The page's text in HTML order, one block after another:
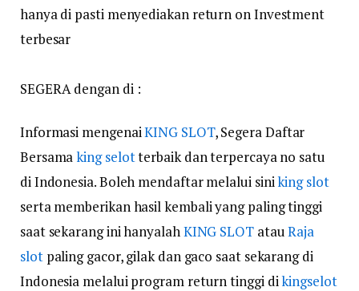
hanya di pasti menyediakan return on Investment
terbesar
SEGERA dengan di :
Informasi mengenaiKING SLOT, Segera Daftar
Bersamaking selotterbaik dan terpercaya no satu
di Indonesia. Boleh mendaftar melalui siniking slot
serta memberikan hasil kembali yang paling tinggi
saat sekarang ini hanyalah KING SLOTatauRaja
slotpaling gacor, gilak dan gaco saat sekarang di
Indonesia melalui program return tinggi dikingselot